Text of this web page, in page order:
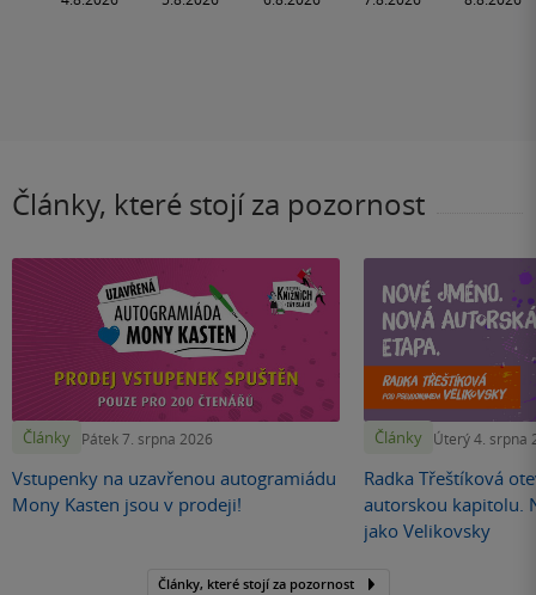
Články, které stojí za pozornost
Články Pátek 7. srpna 2026
Vstupenky na uzavřenou autogramiádu
Mony Kasten jsou v prodeji!
Články Úterý 4. srpna
Radka Třeštíková
autorskou kapitolu.
jako Velikovsky
Články, které stojí za pozornost